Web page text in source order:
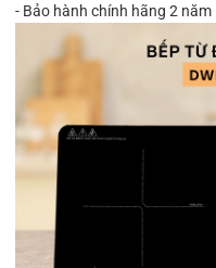
- Bảo hành chính hãng 2